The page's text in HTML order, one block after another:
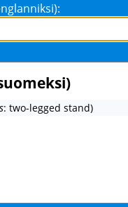
s: two-legged stand)